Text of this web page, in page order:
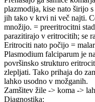
plazmodija, kise nato širijo
jih tako v krvi ni več najti.
množijo. = preeritrocitni
parazitirajo v eritrocitih; se
Eritrociti nato počijo =
Plasmodium falciparum je
površinsko strukturo
zlepljati. Tako prihaja do
lahko usodno v možganih.
Zamšitev žile -> koma ->
Diagnostika: